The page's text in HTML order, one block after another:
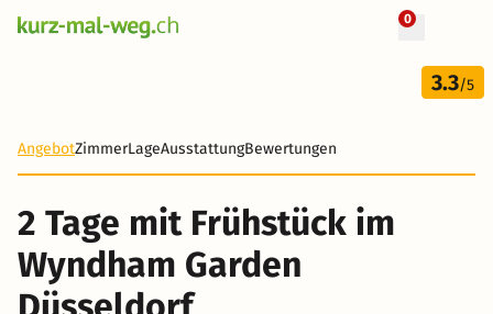
0
2 Tage
40 CHF
3.3/5
AngebotZimmerLageAusstattungBewertungen
2 Tage mit Frühstück im
Wyndham Garden